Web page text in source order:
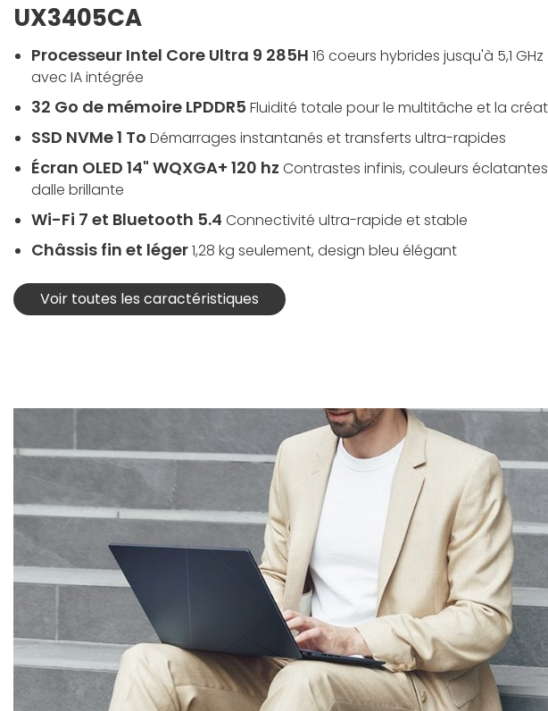
UX3405CA
Processeur Intel Core Ultra 9 285H 16 coeurs hybrides jusqu'à 5,1 GHz
avec IA intégrée
32 Go de mémoire LPDDR5 Fluidité totale pour le multitâche et la
SSD NVMe 1 To Démarrages instantanés et transferts ultra-rapides
Écran OLED 14" WQXGA+ 120 hz Contrastes infinis, couleurs
dalle brillante
Wi-Fi 7 et Bluetooth 5.4 Connectivité ultra-rapide et stable
Châssis fin et léger1,28 kg seulement, design bleu élégant
Voir toutes les caractéristiques